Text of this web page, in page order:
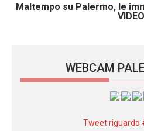
Maltempo su Palermo, le
VIDEO
WEBCAM
Tweet riguardo